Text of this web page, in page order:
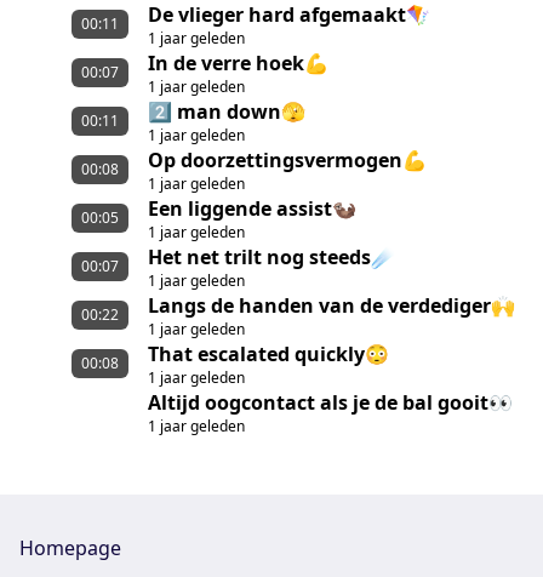
De vlieger hard afgemaakt🪁
1 jaar geleden
00:11
In de verre hoek💪
1 jaar geleden
00:07
2️⃣ man down🫣
1 jaar geleden
00:11
Op doorzettingsvermogen💪
1 jaar geleden
00:08
Een liggende assist🦦
1 jaar geleden
00:05
Het net trilt nog steeds☄️
1 jaar geleden
00:07
Langs de handen van de verdediger🙌
1 jaar geleden
00:22
That escalated quickly😳
1 jaar geleden
00:08
Altijd oogcontact als je de bal gooit👀
1 jaar geleden
Homepage